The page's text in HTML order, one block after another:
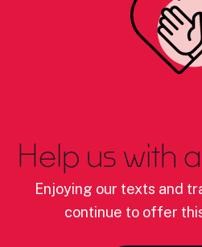
Help us with a
Enjoying our texts and
continue to offer